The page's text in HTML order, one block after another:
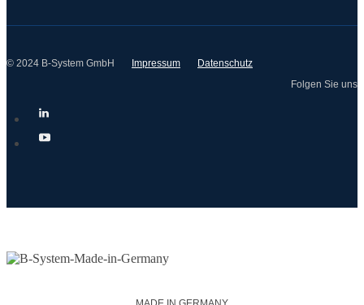
© 2024 B-System GmbH Impressum
Datenschutz
Folgen Sie uns